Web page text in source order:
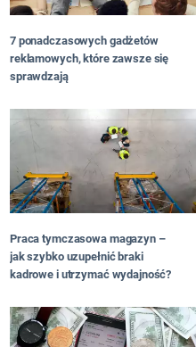
7 ponadczasowych gadżetów
reklamowych, które zawsze się
sprawdzają
Praca tymczasowa magazyn –
jak szybko uzupełnić braki
kadrowe i utrzymać wydajność?